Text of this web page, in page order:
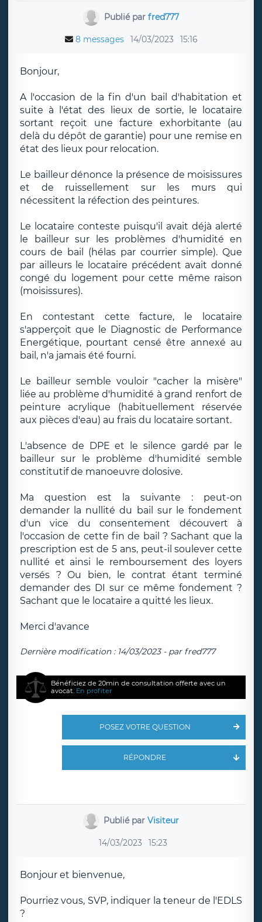
Publié par fred777
8 messages 14/03/2023 15:16
Bonjour,
A l'occasion de la fin d'un bail d'habitation et
suite à l'état des lieux de sortie, le locataire
sortant reçoit une facture exhorbitante (au
delà du dépôt de garantie) pour une remise en
état des lieux pour relocation.
Le bailleur dénonce la présence de moisissures
et de ruissellement sur les murs qui
nécessitent la réfection des peintures.
Le locataire conteste puisqu'il avait déjà alerté
le bailleur sur les problèmes d'humidité en
cours de bail (hélas par courrier simple). Que
par ailleurs le locataire précédent avait donné
congé du logement pour cette même raison
(moisissures).
En contestant cette facture, le locataire
s'apperçoit que le Diagnostic de Performance
Energétique, pourtant censé être annexé au
bail, n'a jamais été fourni.
Le bailleur semble vouloir "cacher la misère"
liée au problème d'humidité à grand renfort de
peinture acrylique (habituellement réservée
aux pièces d'eau) au frais du locataire sortant.
L'absence de DPE et le silence gardé par le
bailleur sur le problème d'humidité semble
constitutif de manoeuvre dolosive.
Ma question est la suivante : peut-on
demander la nullité du bail sur le fondement
d'un vice du consentement découvert à
l'occasion de cette fin de bail ? Sachant que la
prescription est de 5 ans, peut-il soulever cette
nullité et ainsi le remboursement des loyers
versés ? Ou bien, le contrat étant terminé
demander des DI sur ce même fondement ?
Sachant que le locataire a quitté les lieux.
Merci d'avance
Dernière modification : 14/03/2023 - par fred777
Bénéficiez de 20min de consultation offerte avec un
avocat. En profiter
POSEZ VOTRE QUESTION
RÉPONDRE
Publié parVisiteur
14/03/2023 15:23
Bonjour et bienvenue,
Pourriez vous, SVP, indiquer la teneur de l'EDLS
?